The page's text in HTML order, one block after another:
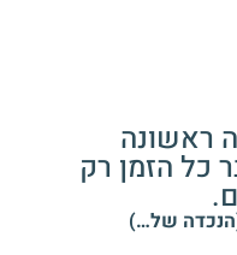
ראשונה
כל הזמן רק
(הנכדה של…)